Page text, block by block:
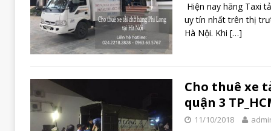
Hiện nay hãng Taxi
uy tín nhất trên thị
Hà Nội. Khi […]
Cho thuê xe
quận 3
11/10/2018